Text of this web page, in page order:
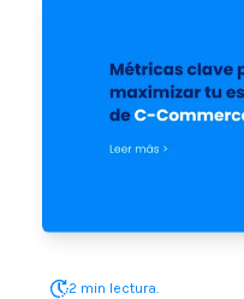
2 min lectura.